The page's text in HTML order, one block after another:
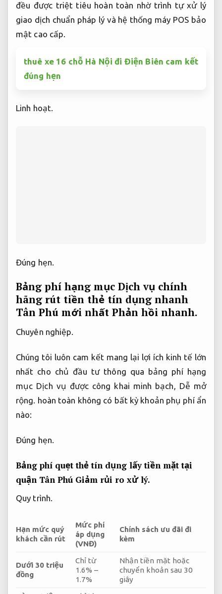
đều được triệt tiêu hoàn toàn nhờ trình tự xử lý
giao dịch chuẩn pháp lý và hệ thống máy POS bảo
mật cao cấp.
thuê xe 16 chỗ Hà Nội đi Điện Biên cam kết
đúng hẹn
Linh hoạt.
Đúng hẹn.
Bảng phí hạng mục Dịch vụ chính
hãng rút tiền thẻ tín dụng nhanh
Tân Phú mới nhất Phản hồi nhanh.
Chuyên nghiệp.
Chúng tôi luôn cam kết mang lại lợi ích kinh tế lớn
nhất cho chủ đầu tư thông qua bảng phí hạng
mục Dịch vụ được công khai minh bạch, Dễ mở
rộng. hoàn toàn không có bất kỳ khoản phụ phí ẩn
nào:
Đúng hẹn.
Bảng phí quẹt thẻ tín dụng lấy tiền mặt tại
quận Tân Phú Giảm rủi ro xử lý.
Quy trình.
Hạn mức quý
khách cần rút
Mức phí
áp dụng
(VNĐ)
Chính sách ưu đãi đi
kèm
Dưới 30 triệu
đồng
Chỉ từ
1.6% –
1.7%
Nhận tiền mặt hoặc
chuyển khoản sau 30
giây